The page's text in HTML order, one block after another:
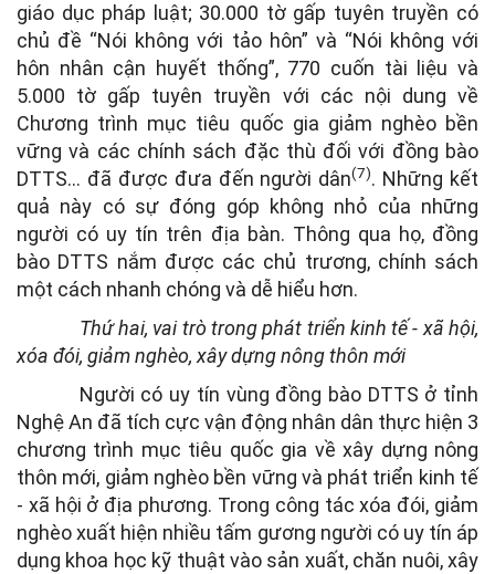
giáo dục pháp luật; 30.000 tờ gấp tuyên truyền có
chủ đề “Nói không với tảo hôn” và “Nói không với
hôn nhân cận huyết thống”, 770 cuốn tài liệu và
5.000 tờ gấp tuyên truyền với các nội dung về
Chương trình mục tiêu quốc gia giảm nghèo bền
vững và các chính sách đặc thù đối với đồng bào
DTTS… đã được đưa đến người dân(7). Những kết
quả này có sự đóng góp không nhỏ của những
người có uy tín trên địa bàn. Thông qua họ, đồng
bào DTTS nắm được các chủ trương, chính sách
một cách nhanh chóng và dễ hiểu hơn.
Thứ hai, vai trò trong phát triển kinh tế - xã hội,
xóa đói, giảm nghèo, xây dựng nông thôn mới
Người có uy tín vùng đồng bào DTTS ở tỉnh
Nghệ An đã tích cực vận động nhân dân thực hiện 3
chương trình mục tiêu quốc gia về xây dựng nông
thôn mới, giảm nghèo bền vững và phát triển kinh tế
- xã hội ở địa phương. Trong công tác xóa đói, giảm
nghèo xuất hiện nhiều tấm gương người có uy tín áp
dụng khoa học kỹ thuật vào sản xuất, chăn nuôi, xây